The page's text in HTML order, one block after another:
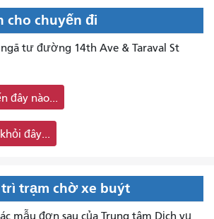
cho chuyến đi
tư đường 14th Ave & Taraval St
đây nào...
đây...
trì trạm chờ xe buýt
mẫu đơn sau của Trung tâm Dịch vụ